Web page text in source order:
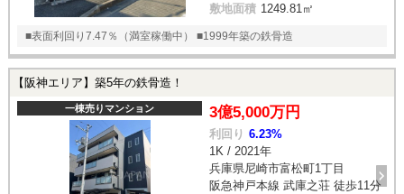
敷地面積 1249.81㎡
■表面利回り7.47％（満室稼働中） ■1999年築の鉄骨造
【阪神エリア】築5年の鉄骨造！
一棟売りマンション 3億5,000万円
利回り 6.23%
1K / 2021年
兵庫県尼崎市富松町1丁目
阪急神戸本線 武庫之荘 徒歩11分